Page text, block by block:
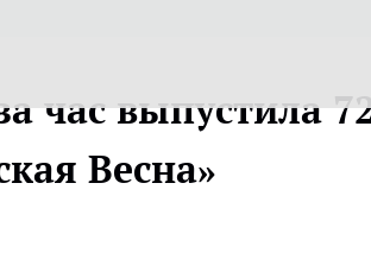
час выпустила
Весна»